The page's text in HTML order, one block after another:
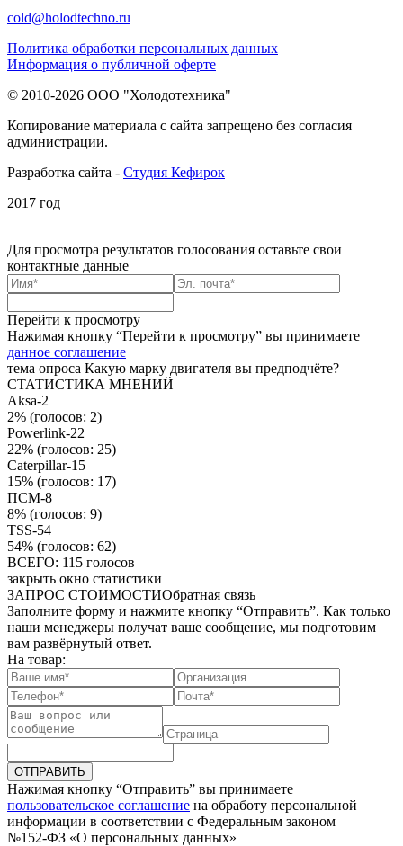
cold@holodtechno.ru
Политика обработки персональных данных
Информация о публичной оферте
© 2010-2026 ООО "Холодотехника"
Копирование материала с сайта запрещено без согласия
администрации.
Разработка сайта - Студия Кефирок
2017 год
Для просмотра результатов голосования оставьте свои
контактные данные
Перейти к просмотру
Нажимая кнопку “Перейти к просмотру” вы принимаете
данное соглашение
тема опроса Какую марку двигателя вы предподчёте?
СТАТИСТИКА МНЕНИЙ
Aksa-2
2% (голосов: 2)
Powerlink-22
22% (голосов: 25)
Caterpillar-15
15% (голосов: 17)
ПСМ-8
8% (голосов: 9)
TSS-54
54% (голосов: 62)
ВСЕГО: 115 голосов
закрыть окно статистики
ЗАПРОС СТОИМОСТИОбратная связь
Заполните форму и нажмите кнопку “Отправить”. Как только
наши менеджеры получат ваше сообщение, мы подготовим
вам развёрнутый ответ.
На товар:
ОТПРАВИТЬ
Нажимая кнопку “Отправить” вы принимаете
пользовательское соглашение на обработу персональной
информации в соответствии с Федеральным законом
№152-ФЗ «О персональных данных»